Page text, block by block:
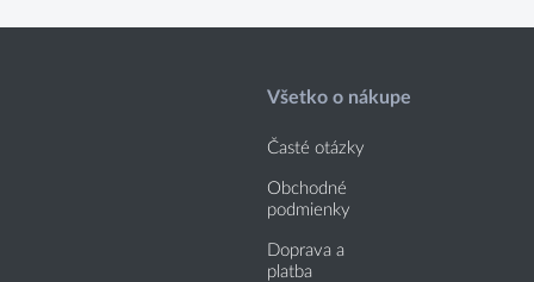
Všetko o nákupe
Časté otázky
Obchodné
podmienky
Doprava a
platba